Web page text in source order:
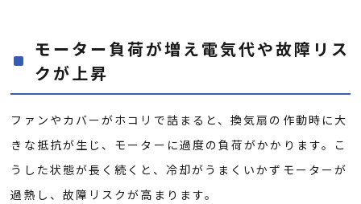
モーター負荷が増え電気代や故障リス
クが上昇
ファンやカバーがホコリで詰まると、換気扇の作動時に大
きな抵抗が生じ、モーターに過度の負荷がかかります。こ
うした状態が長く続くと、冷却がうまくいかずモーターが
過熱し、故障リスクが高まります。